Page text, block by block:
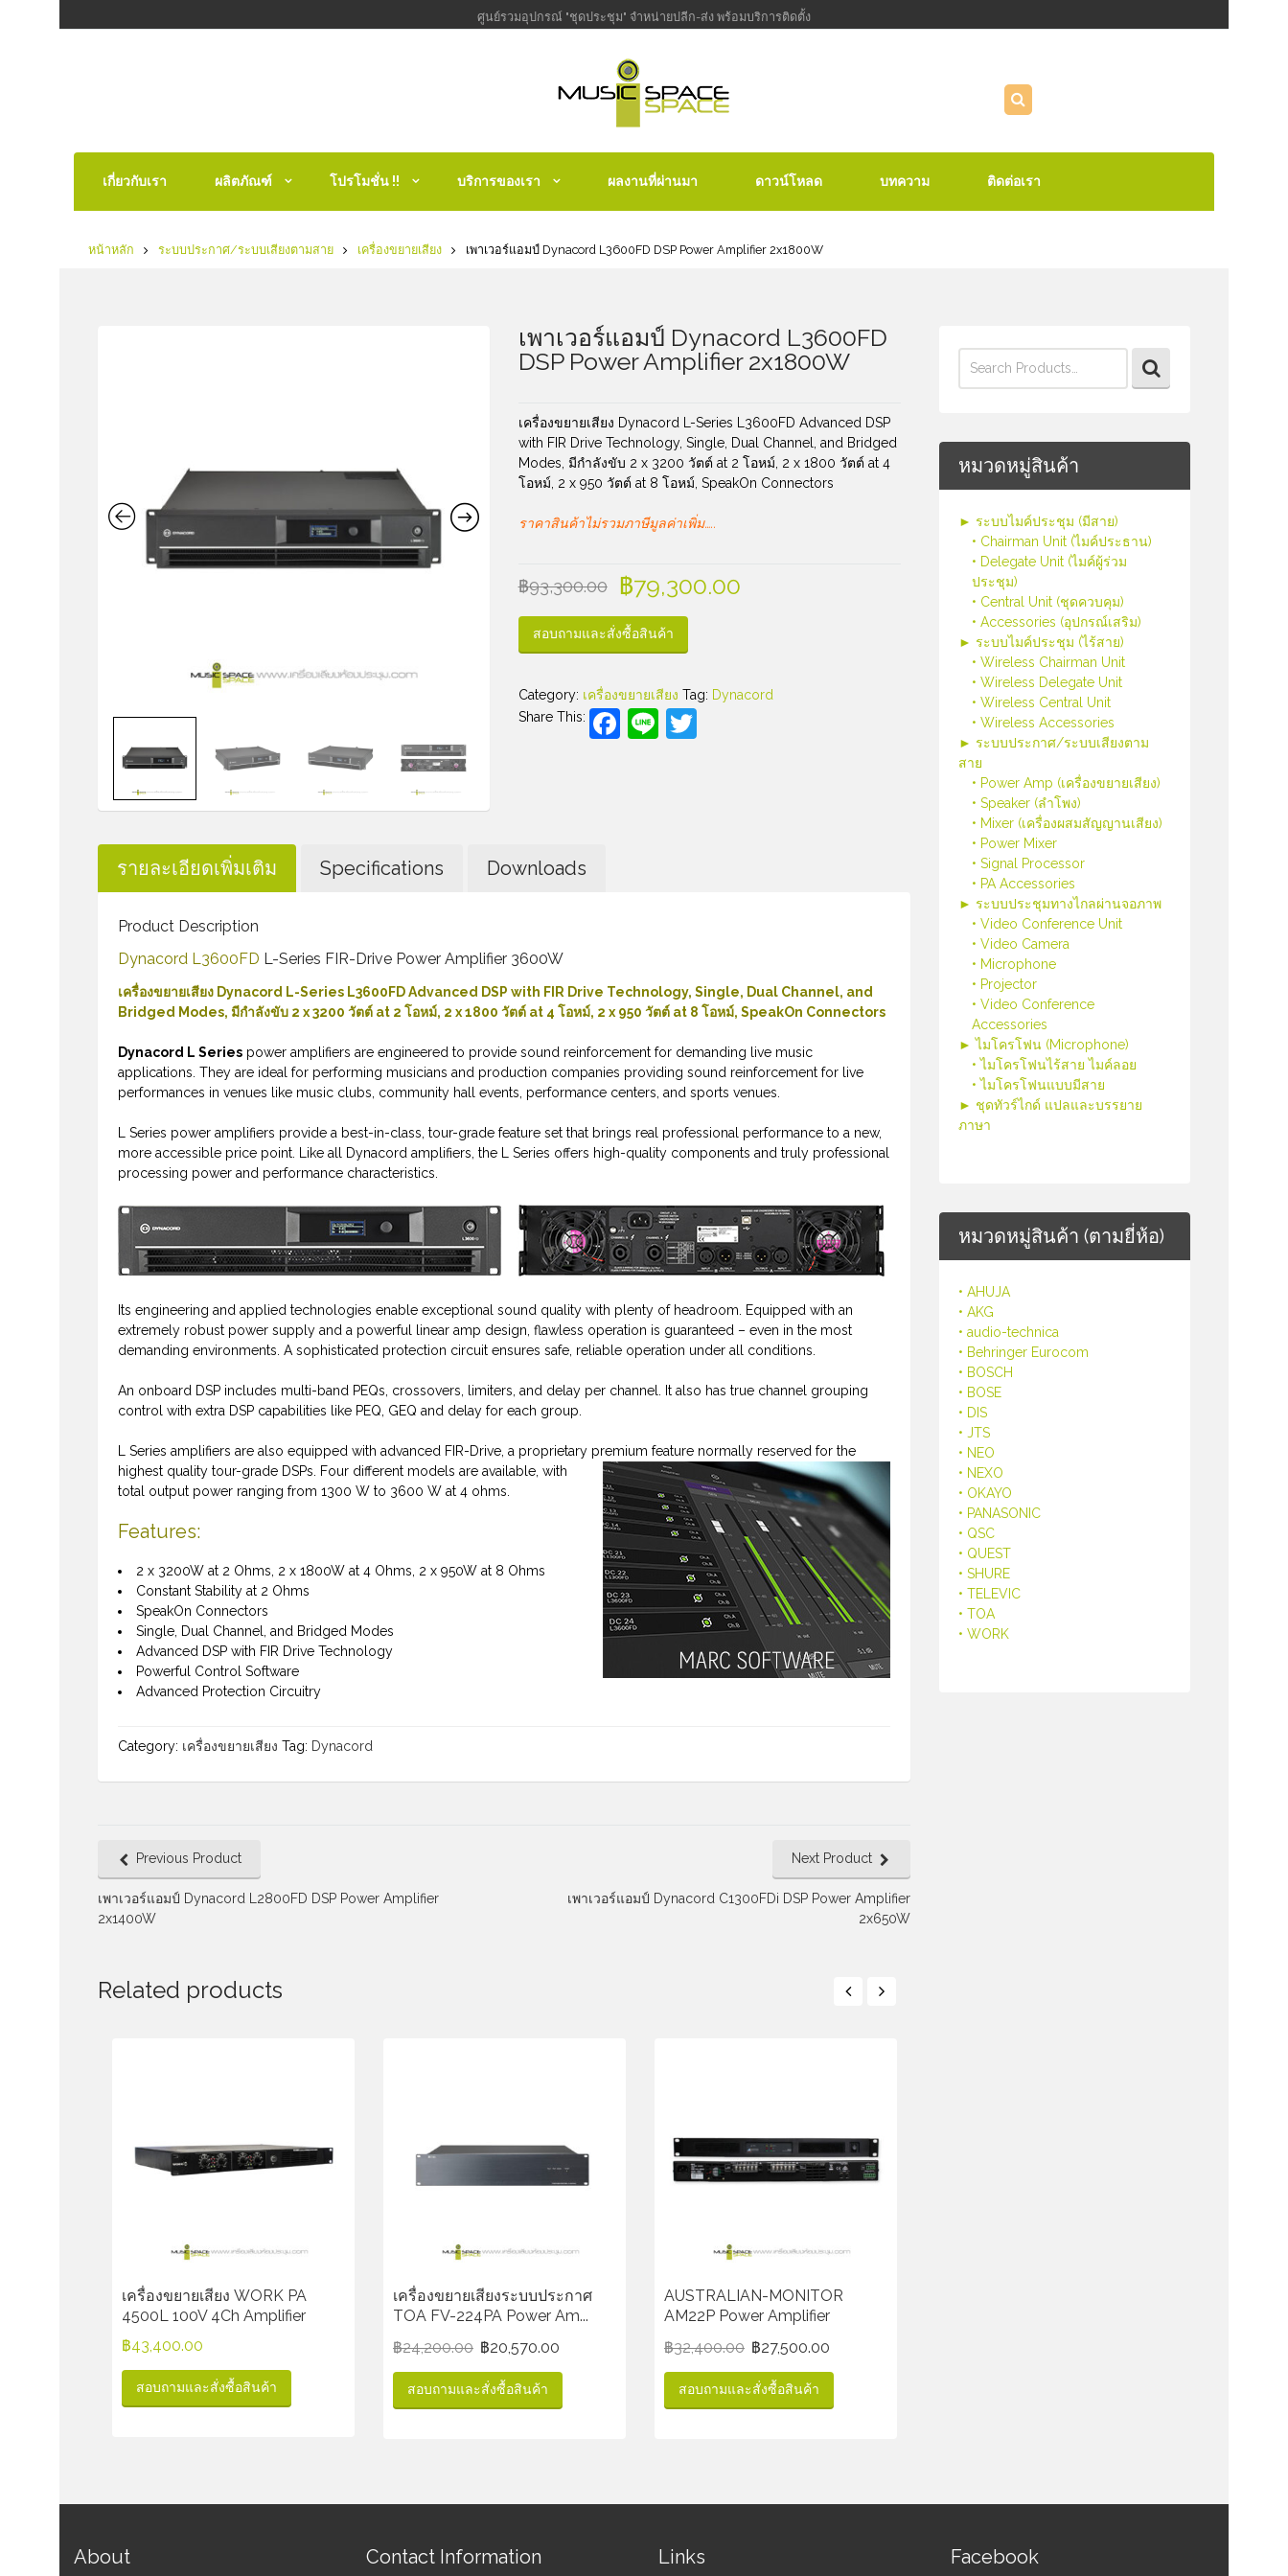
ศูนย์รวมอุปกรณ์ "ชุดประชุม" จำหน่ายปลีก-ส่ง พร้อมบริการติดตั้ง
เกี่ยวกับเรา ผลิตภัณฑ์ โปรโมชั่น !! บริการของเรา ผลงานที่ผ่านมา ดาวน์โหลด บทความ ติดต่อเรา
หน้าหลัก ระบบประกาศ/ระบบเสียงตามสาย เครื่องขยายเสียง เพาเวอร์แอมป์ Dynacord L3600FD DSP Power Amplifier 2x1800W
for:
หมวดหมู่สินค้า
► ระบบไมค์ประชุม (มีสาย)
• Chairman Unit (ไมค์ประธาน)
• Delegate Unit (ไมค์ผู้ร่วม
ประชุม)
• Central Unit (ชุดควบคุม)
• Accessories (อุปกรณ์เสริม)
► ระบบไมค์ประชุม (ไร้สาย)
• Wireless Chairman Unit
• Wireless Delegate Unit
• Wireless Central Unit
• Wireless Accessories
► ระบบประกาศ/ระบบเสียงตาม
สาย
• Power Amp (เครื่องขยายเสียง)
• Speaker (ลำโพง)
• Mixer (เครื่องผสมสัญญานเสียง)
• Power Mixer
• Signal Processor
• PA Accessories
► ระบบประชุมทางไกลผ่านจอภาพ
• Video Conference Unit
• Video Camera
• Microphone
• Projector
• Video Conference
Accessories
► ไมโครโฟน (Microphone)
• ไมโครโฟนไร้สาย ไมค์ลอย
• ไมโครโฟนแบบมีสาย
► ชุดทัวร์ไกด์ แปลและบรรยาย
ภาษา
หมวดหมู่สินค้า (ตามยี่ห้อ)
• AHUJA
• AKG
• audio-technica
• Behringer Eurocom
• BOSCH
• BOSE
• DIS
• JTS
• NEO
• NEXO
• OKAYO
• PANASONIC
• QSC
• QUEST
• SHURE
• TELEVIC
• TOA
• WORK
เพาเวอร์แอมป์ Dynacord L3600FD
DSP Power Amplifier 2x1800W
เครื่องขยายเสียง Dynacord L-Series L3600FD Advanced DSP
with FIR Drive Technology, Single, Dual Channel, and Bridged
Modes, มีกำลังขับ 2 x 3200 วัตต์ at 2 โอหม์, 2 x 1800 วัตต์ at 4
โอหม์, 2 x 950 วัตต์ at 8 โอหม์, SpeakOn Connectors
ราคาสินค้าไม่รวมภาษีมูลค่าเพิ่ม…..
฿93,300.00 ฿79,300.00
สอบถามและสั่งซื้อสินค้า
Category: เครื่องขยายเสียง Tag: Dynacord
Share This:
Facebook
LineTwitter
รายละเอียดเพิ่มเติม Specifications Downloads
Product Description
Dynacord L3600FD L-Series FIR-Drive Power Amplifier 3600W
เครื่องขยายเสียง Dynacord L-Series L3600FD Advanced DSP with FIR Drive Technology, Single, Dual Channel, and
Bridged Modes, มีกำลังขับ 2 x 3200 วัตต์ at 2 โอหม์, 2 x 1800 วัตต์ at 4 โอหม์, 2 x 950 วัตต์ at 8 โอหม์, SpeakOn Connectors
Dynacord L Series power amplifiers are engineered to provide sound reinforcement for demanding live music
applications. They are ideal for performing musicians and production companies providing sound reinforcement for live
performances in venues like music clubs, community hall events, performance centers, and sports venues.
L Series power amplifiers provide a best-in-class, tour-grade feature set that brings real professional performance to a new,
more accessible price point. Like all Dynacord amplifiers, the L Series offers high-quality components and truly professional
processing power and performance characteristics.
Its engineering and applied technologies enable exceptional sound quality with plenty of headroom. Equipped with an
extremely robust power supply and a powerful linear amp design, flawless operation is guaranteed – even in the most
demanding environments. A sophisticated protection circuit ensures safe, reliable operation under all conditions.
An onboard DSP includes multi-band PEQs, crossovers, limiters, and delay per channel. It also has true channel grouping
control with extra DSP capabilities like PEQ, GEQ and delay for each group.
L Series amplifiers are also equipped with advanced FIR-Drive, a proprietary premium feature normally reserved for the
highest quality tour-grade DSPs. Four different models are available, with
total output power ranging from 1300 W to 3600 W at 4 ohms.
Features:
2 x 3200W at 2 Ohms, 2 x 1800W at 4 Ohms, 2 x 950W at 8 Ohms
Constant Stability at 2 Ohms
SpeakOn Connectors
Single, Dual Channel, and Bridged Modes
Advanced DSP with FIR Drive Technology
Powerful Control Software
Advanced Protection Circuitry
Category: เครื่องขยายเสียง Tag: Dynacord
Previous Product
เพาเวอร์แอมป์ Dynacord L2800FD DSP Power Amplifier
2x1400W
Next Product
เพาเวอร์แอมป์ Dynacord C1300FDi DSP Power Amplifier
2x650W
Related products
เครื่องขยายเสียง WORK PA
4500L 100V 4Ch Amplifier
฿43,400.00
สอบถามและสั่งซื้อสินค้า
เครื่องขยายเสียงระบบประกาศ
TOA FV-224PA Power Am...
฿24,200.00 ฿20,570.00
สอบถามและสั่งซื้อสินค้า
AUSTRALIAN-MONITOR
AM22P Power Amplifier
฿32,400.00 ฿27,500.00
สอบถามและสั่งซื้อสินค้า
About Contact Information Links Facebook